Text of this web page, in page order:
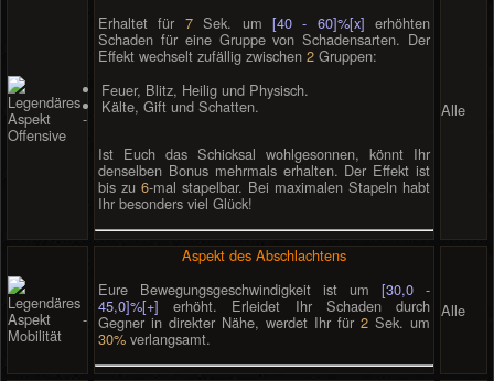
Erhaltet für 7Sek. um [40 - 60]%[x] erhöhten
Schaden für eine Gruppe von Schadensarten. Der
Effekt wechselt zufällig zwischen2 Gruppen:
Feuer, Blitz, Heilig und Physisch.
Kälte, Gift und Schatten.
Ist Euch das Schicksal wohlgesonnen, könnt Ihr
denselben Bonus mehrmals erhalten. Der Effekt ist
bis zu6-mal stapelbar. Bei maximalen Stapeln habt
Ihr besonders viel Glück!
Alle
Aspekt des Abschlachtens
Eure Bewegungsgeschwindigkeit ist um [30,0 -
45,0]%[+] erhöht. Erleidet Ihr Schaden durch
Gegner in direkter Nähe, werdet Ihr für 2Sek. um
30% verlangsamt.
Alle